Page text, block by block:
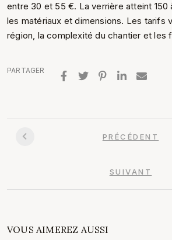
entre 30 et 55 €. La verrière atteint 150
les matériaux et dimensions. Les tarifs
région, la complexité du chantier et les
PARTAGER
PRÉCÉDENT
SUIVANT
VOUS AIMEREZ AUSSI